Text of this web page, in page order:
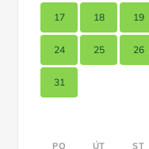
17 18 19
24 25 26
31
PO ÚT ST